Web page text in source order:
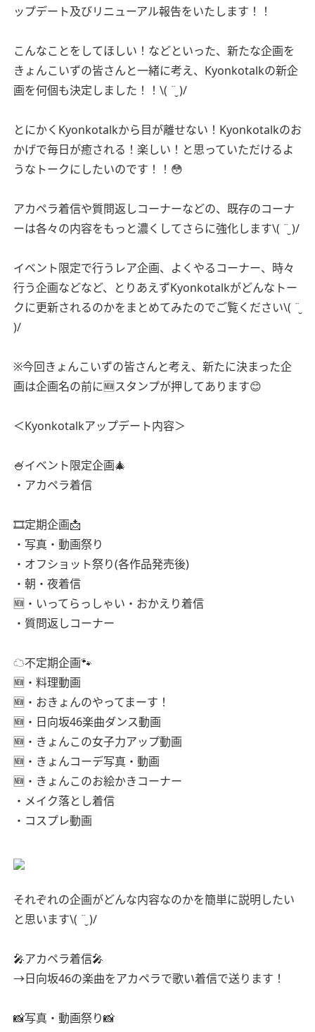
ップデート及びリニューアル報告をいたします！！
こんなことをしてほしい！などといった、新たな企画を
きょんこいずの皆さんと一緒に考え、Kyonkotalkの新企
画を何個も決定しました！！\( ¨̮ )/
とにかくKyonkotalkから目が離せない！Kyonkotalkのお
かげで毎日が癒される！楽しい！と思っていただけるよ
うなトークにしたいのです！！😳
アカペラ着信や質問返しコーナーなどの、既存のコーナ
ーは各々の内容をもっと濃くしてさらに強化します\( ¨̮ )/
イベント限定で行うレア企画、よくやるコーナー、時々
行う企画などなど、とりあえずKyonkotalkがどんなトー
クに更新されるのかをまとめてみたのでご覧ください\( ¨̮
)/
※今回きょんこいずの皆さんと考え、新たに決まった企
画は企画名の前に🆕スタンプが押してあります😊
＜Kyonkotalkアップデート内容＞
🍧イベント限定企画🎄
・アカペラ着信
🎞定期企画📩
・写真・動画祭り
・オフショット祭り(各作品発売後)
・朝・夜着信
🆕・いってらっしゃい・おかえり着信
・質問返しコーナー
☁️不定期企画🐾
🆕・料理動画
🆕・おきょんのやってまーす！
🆕・日向坂46楽曲ダンス動画
🆕・きょんこの女子力アップ動画
🆕・きょんコーデ写真・動画
🆕・きょんこのお絵かきコーナー
・メイク落とし着信
・コスプレ動画
それぞれの企画がどんな内容なのかを簡単に説明したい
と思います\( ¨̮ )/
🎤アカペラ着信🎤
→日向坂46の楽曲をアカペラで歌い着信で送ります！
📸写真・動画祭り📸